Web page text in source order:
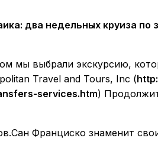
мы выбрали экскурсию,
Travel and Tours, Inc (
services.htm)
Франциско знаменит